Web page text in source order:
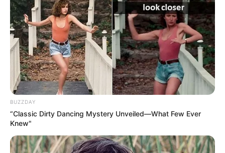
állt, amely Magyarországon korábban példátlannak
számított.
BUZZDAY
“Classic Dirty Dancing Mystery Unveiled—What Few Ever
Knew"